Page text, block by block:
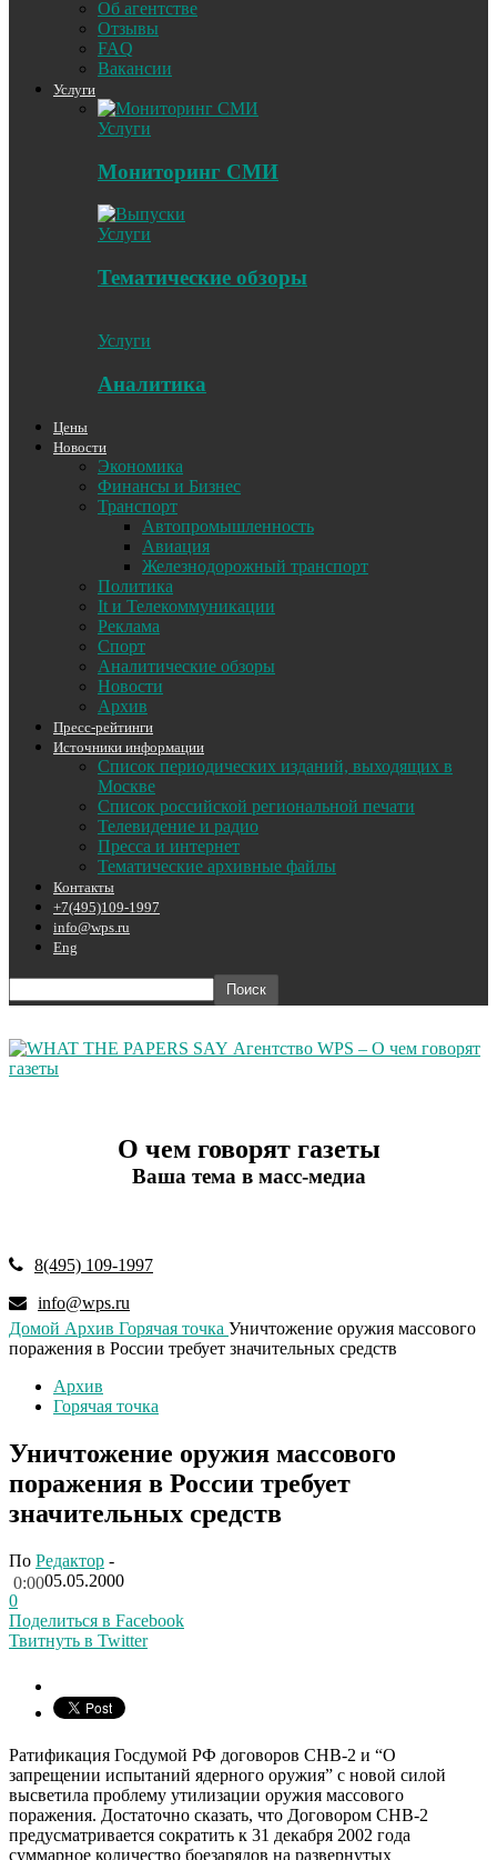
Об агентстве
Отзывы
FAQ
Вакансии
Услуги
Услуги
Мониторинг СМИ
Услуги
Тематические обзоры
Услуги
Аналитика
Цены
Новости
Экономика
Финансы и Бизнес
Транспорт
Автопромышленность
Авиация
Железнодорожный транспорт
Политика
It и Телекоммуникации
Реклама
Спорт
Аналитические обзоры
Новости
Архив
Пресс-рейтинги
Источники информации
Список периодических изданий, выходящих в
Москве
Список российской региональной печати
Телевидение и радио
Пресса и интернет
Тематические архивные файлы
Контакты
+7(495)109-1997
info@wps.ru
Eng
Агентство WPS – О чем говорят
газеты
О чем говорят газеты
Ваша тема в масс-медиа
8(495) 109-1997
info@wps.ru
Домой Архив Горячая точка Уничтожение оружия массового
поражения в России требует значительных средств
Архив
Горячая точка
Уничтожение оружия массового
поражения в России требует
значительных средств
По Редактор -
05.05.2000
0:00
0
Поделиться в Facebook
Твитнуть в Twitter
Ратификация Госдумой РФ договоров СНВ-2 и “О
запрещении испытаний ядерного оружия” с новой силой
высветила проблему утилизации оружия массового
поражения. Достаточно сказать, что Договором СНВ-2
предусматривается сократить к 31 декабря 2002 года
суммарное количество боезарядов на развернутых